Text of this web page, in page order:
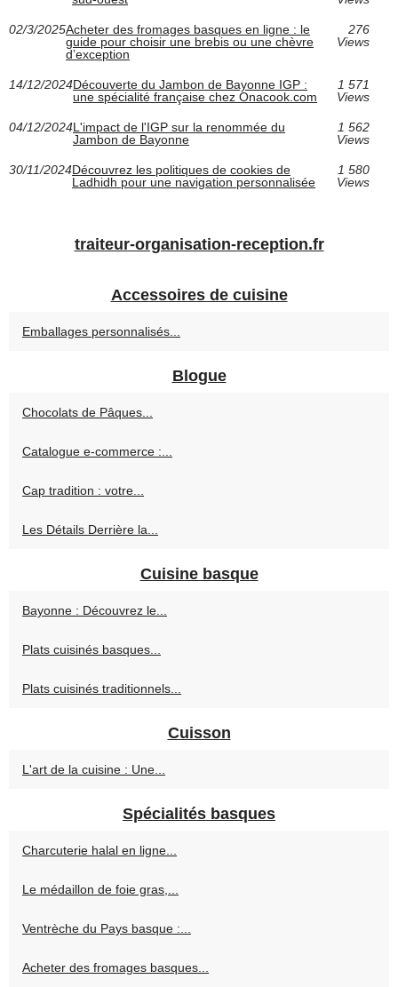
02/3/2025Acheter des fromages basques en ligne : le
guide pour choisir une brebis ou une chèvre
d’exception
276
Views
14/12/2024Découverte du Jambon de Bayonne IGP :
une spécialité française chez Onacook.com
1 571
Views
04/12/2024L'impact de l'IGP sur la renommée du
Jambon de Bayonne
1 562
Views
30/11/2024Découvrez les politiques de cookies de
Ladhidh pour une navigation personnalisée
1 580
Views
traiteur-organisation-reception.fr
Accessoires de cuisine
Emballages personnalisés...
Blogue
Chocolats de Pâques...
Catalogue e‑commerce :...
Cap tradition : votre...
Les Détails Derrière la...
Cuisine basque
Bayonne : Découvrez le...
Plats cuisinés basques...
Plats cuisinés traditionnels...
Cuisson
L'art de la cuisine : Une...
Spécialités basques
Charcuterie halal en ligne...
Le médaillon de foie gras,...
Ventrèche du Pays basque :...
Acheter des fromages basques...